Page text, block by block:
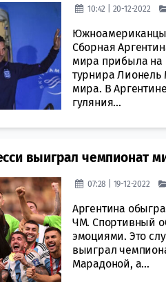
10:42 | 20-12-2022
Южноамериканцы
Сборная
мира прибыла на
турнира Лионель
мира. В
гуляния...
выиграл чемпионат
07:28 | 19-12-2022
Аргентина
ЧМ. Спортивный
эмоциями. Это
выиграл
Марадоной, а...